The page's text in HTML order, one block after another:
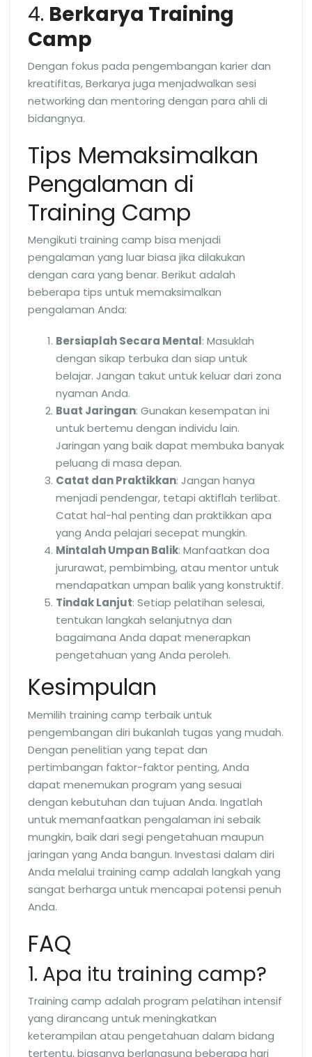
4. Berkarya Training
Camp
Dengan fokus pada pengembangan karier dan
kreatifitas, Berkarya juga menjadwalkan sesi
networking dan mentoring dengan para ahli di
bidangnya.
Tips Memaksimalkan
Pengalaman di
Training Camp
Mengikuti training camp bisa menjadi
pengalaman yang luar biasa jika dilakukan
dengan cara yang benar. Berikut adalah
beberapa tips untuk memaksimalkan
pengalaman Anda:
Bersiaplah Secara Mental: Masuklah
dengan sikap terbuka dan siap untuk
belajar. Jangan takut untuk keluar dari zona
nyaman Anda.
Buat Jaringan: Gunakan kesempatan ini
untuk bertemu dengan individu lain.
Jaringan yang baik dapat membuka banyak
peluang di masa depan.
Catat dan Praktikkan: Jangan hanya
menjadi pendengar, tetapi aktiflah terlibat.
Catat hal-hal penting dan praktikkan apa
yang Anda pelajari secepat mungkin.
Mintalah Umpan Balik: Manfaatkan doa
jururawat, pembimbing, atau mentor untuk
mendapatkan umpan balik yang konstruktif.
Tindak Lanjut: Setiap pelatihan selesai,
tentukan langkah selanjutnya dan
bagaimana Anda dapat menerapkan
pengetahuan yang Anda peroleh.
Kesimpulan
Memilih training camp terbaik untuk
pengembangan diri bukanlah tugas yang mudah.
Dengan penelitian yang tepat dan
pertimbangan faktor-faktor penting, Anda
dapat menemukan program yang sesuai
dengan kebutuhan dan tujuan Anda. Ingatlah
untuk memanfaatkan pengalaman ini sebaik
mungkin, baik dari segi pengetahuan maupun
jaringan yang Anda bangun. Investasi dalam diri
Anda melalui training camp adalah langkah yang
sangat berharga untuk mencapai potensi penuh
Anda.
FAQ
1. Apa itu training camp?
Training camp adalah program pelatihan intensif
yang dirancang untuk meningkatkan
keterampilan atau pengetahuan dalam bidang
tertentu, biasanya berlangsung beberapa hari